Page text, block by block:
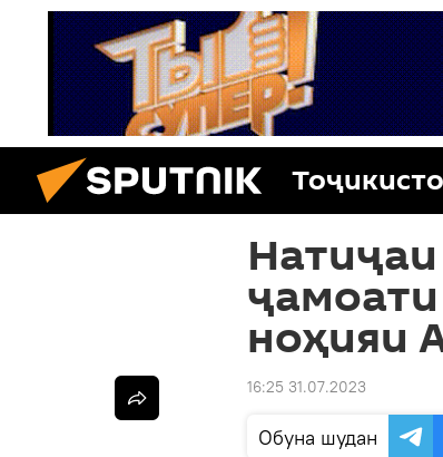
ноҳияи
16:25 31.07.2023
Обуна шудан